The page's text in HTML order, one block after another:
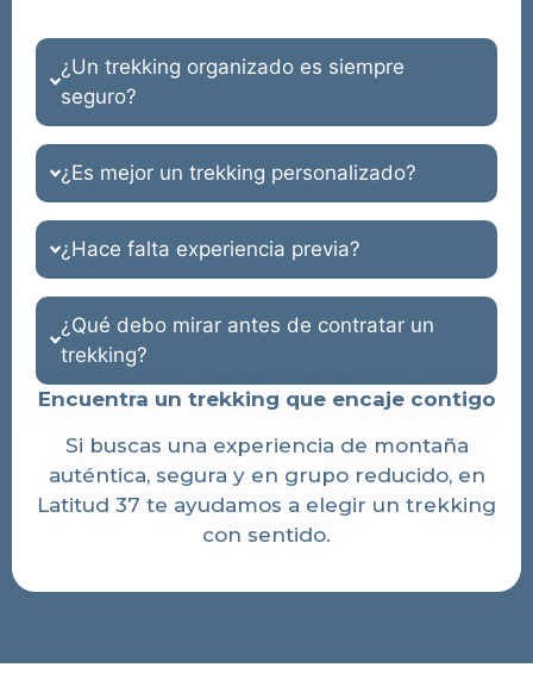
¿Un trekking organizado es siempre
seguro?
¿Es mejor un trekking personalizado?
¿Hace falta experiencia previa?
¿Qué debo mirar antes de contratar un
trekking?
Encuentra un trekking que encaje contigo
Si buscas una experiencia de montaña
auténtica, segura y en grupo reducido, en
Latitud 37 te ayudamos a elegir un trekking
con sentido.